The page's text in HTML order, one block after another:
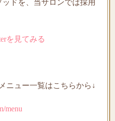
ドを、当サロンでは採用
を見てみる
ニュー一覧はこちらから↓
menu